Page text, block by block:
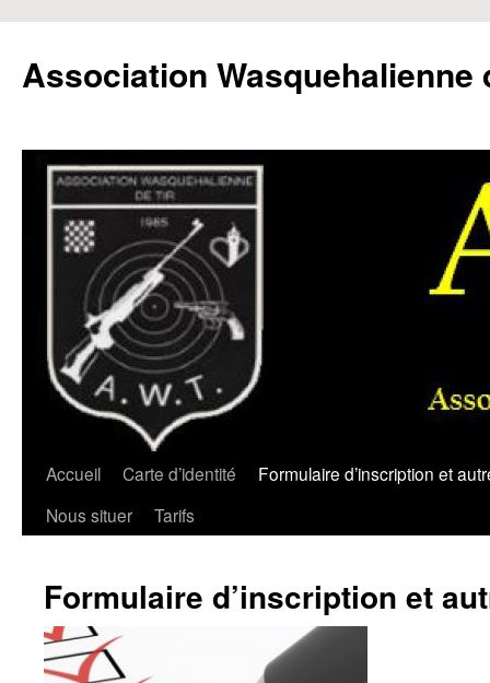
contenu
Association Wasquehalienne
Accueil Carte d’identité
Formulaire d’inscription et
Nous situer
Tarifs
Formulaire d’inscription et